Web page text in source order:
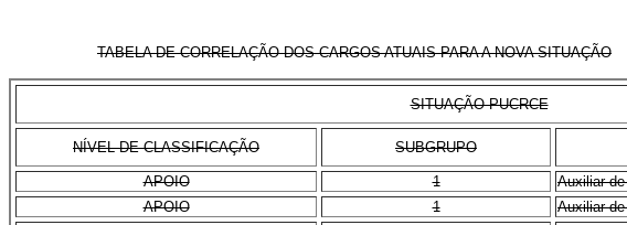
TABELA DE CORRELAÇÃO DOS CARGOS ATUAIS PARA A NOVA SITUAÇÃO
SITUAÇÃO PUCRCE
NÍVEL DE CLASSIFICAÇÃO SUBGRUPO
APOIO 1 Auxiliar
APOIO
1 Auxiliar